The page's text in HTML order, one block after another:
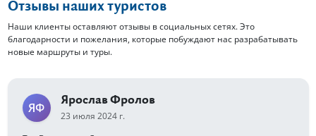
Отзывы наших туристов
Наши клиенты оставляют отзывы в социальных сетях. Это
благодарности и пожелания, которые побуждают нас разрабатывать
новые маршруты и туры.
ЯФ
Ярослав Фролов
23 июля 2024 г.